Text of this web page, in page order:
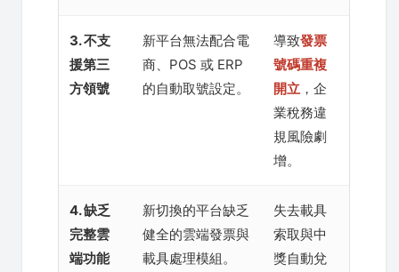
3. 不支
援第三
方領號
新平台無法配合電
商、POS 或 ERP
的自動取號設定。
導致發票
號碼重複
開立 ，企
業稅務違
規風險劇
增。
4. 缺乏
完整雲
端功能
新切換的平台缺乏
健全的雲端發票與
載具處理模組。
失去載具
索取與中
獎自動兌